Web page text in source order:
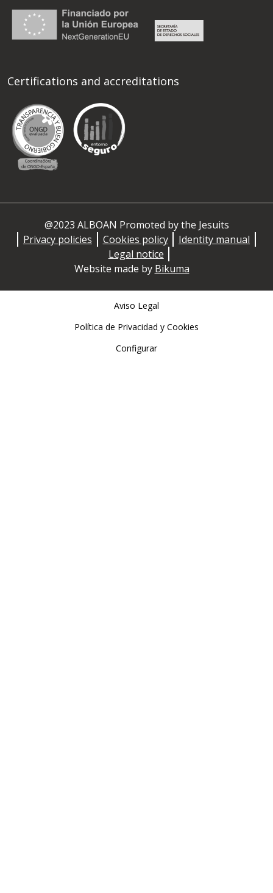
Certifications and accreditations
@2023 ALBOAN Promoted by the Jesuits
Privacy policies
Cookies policy
Identity manual
Legal notice
Website made by Bikuma
Aviso Legal
Política de Privacidad y Cookies
Configurar